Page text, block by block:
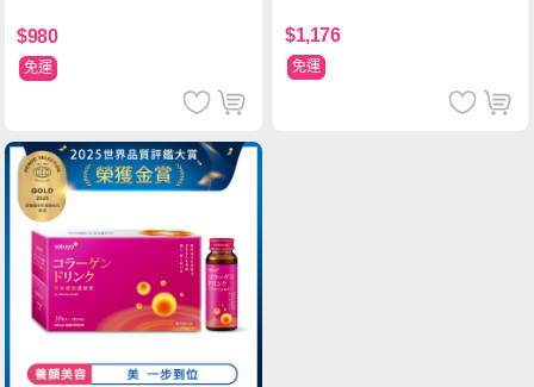
$980
免運
$1,176
免運